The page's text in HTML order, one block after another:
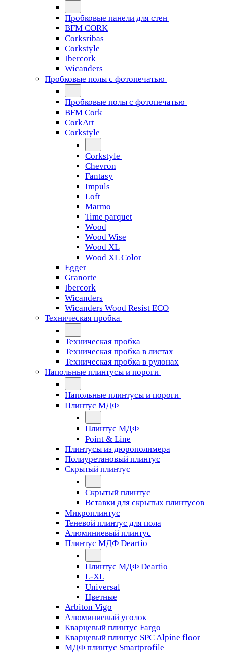
Пробковые панели для стен
BFM CORK
Corksribas
Corkstyle
Ibercork
Wicanders
Пробковые полы с фотопечатью
Пробковые полы с фотопечатью
BFM Cork
CorkArt
Corkstyle
Corkstyle
Chevron
Fantasy
Impuls
Loft
Marmo
Time parquet
Wood
Wood Wise
Wood XL
Wood XL Color
Egger
Granorte
Ibercork
Wicanders
Wicanders Wood Resist ECO
Техническая пробка
Техническая пробка
Техническая пробка в листах
Техническая пробка в рулонах
Напольные плинтусы и пороги
Напольные плинтусы и пороги
Плинтус МДФ
Плинтус МДФ
Point & Line
Плинтусы из дюрополимера
Полиуретановый плинтус
Скрытый плинтус
Скрытый плинтус
Вставки для скрытых плинтусов
Микроплинтус
Теневой плинтус для пола
Алюминиевый плинтус
Плинтус МДФ Deartio
Плинтус МДФ Deartio
L-XL
Universal
Цветные
Arbiton Vigo
Алюминиевый уголок
Кварцевый плинтус Fargo
Кварцевый плинтус SPC Alpine floor
МДФ плинтус Smartprofile